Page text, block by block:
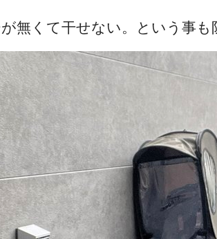
無くて干せない。という事も